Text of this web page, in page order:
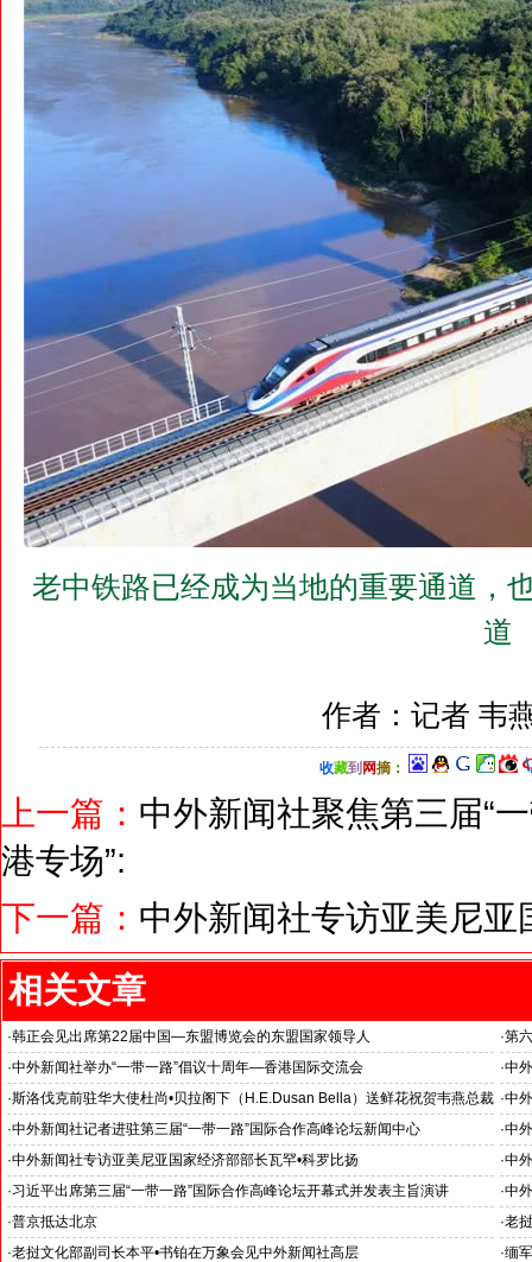
老中铁路已经成为当地的重要通道，
道
作者：记者 韦
收藏到 网摘：
上一篇： 中外新闻社聚焦第三届“
港专场”:
下一篇： 中外新闻社专访亚美尼亚
相关文章
·韩正会见出席第22届中国—东盟博览会的东盟国家领导人 ·第
台、
·中外新闻社举办“一带一路”倡议十周年—香港国际交流会 ·中
·斯洛伐克前驻华大使杜尚•贝拉阁下（H.E.Dusan Bella）送鲜花祝贺韦燕总裁
成功采访第三届“一带一路”国际合作高峰论坛
·中
·中外新闻社记者进驻第三届“一带一路”国际合作高峰论坛新闻中心 ·中
·中外新闻社专访亚美尼亚国家经济部部长瓦罕•科罗比扬 ·中
·习近平出席第三届“一带一路”国际合作高峰论坛开幕式并发表主旨演讲 ·中
·普京抵达北京 ·老
·老挝文化部副司长本平•书铂在万象会见中外新闻社高层 ·缅